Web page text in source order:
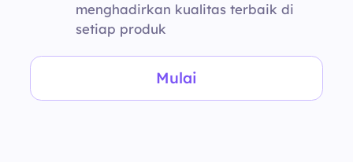
menghadirkan kualitas terbaik di
setiap produk
Mulai